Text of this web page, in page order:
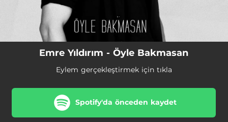
Emre Yıldırım - Öyle Bakmasan
Eylem gerçekleştirmek için tıkla
Spotify'da önceden kaydet